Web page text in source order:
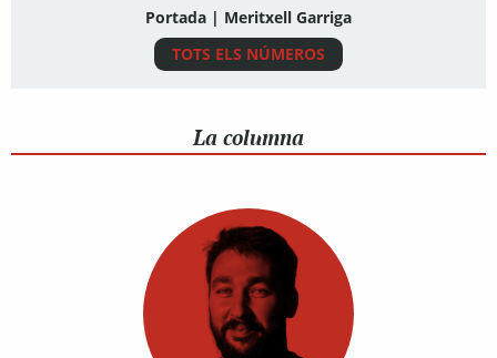
Portada | Meritxell Garriga
TOTS ELS NÚMEROS
La columna